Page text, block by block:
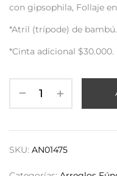
con gipsophila, Follaje
*Atril (trípode) de bambú.
*Cinta adicional $30.000.
SKU: AN01475